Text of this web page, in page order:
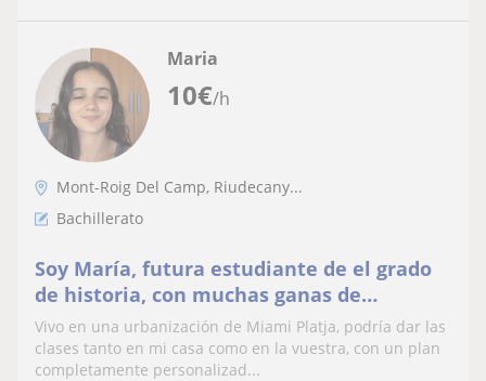
10€/h
Maria
Mont-Roig Del Camp, Riudecany...
Bachillerato
Soy María, futura estudiante de el grado
de historia, con muchas ganas de
enseñarla, a demás de castellano, catalán
y matemáticas
Vivo en una urbanización de Miami Platja, podría dar las
clases tanto en mi casa como en la vuestra, con un plan
completamente personalizad...